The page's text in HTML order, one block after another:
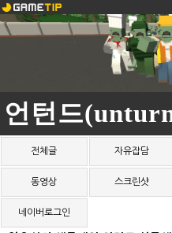
언턴드
전체글 자유잡담
동영상 스크린샷
네이버로그인